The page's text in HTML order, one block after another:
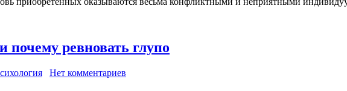
почему ревновать глупо
Нет комментариев